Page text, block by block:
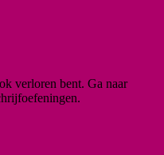
verloren bent. Ga naar